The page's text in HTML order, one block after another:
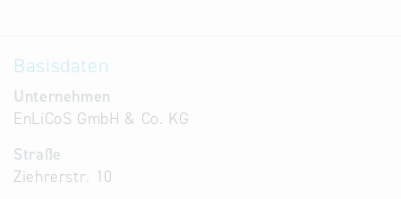
Basisdaten
Unternehmen
EnLiCoS GmbH & Co. KG
Straße
Ziehrerstr. 10